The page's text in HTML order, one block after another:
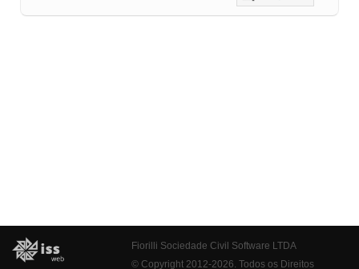
Fiorilli Sociedade Civil Software LTDA
© Copyright 2012-2026. Todos os Direitos